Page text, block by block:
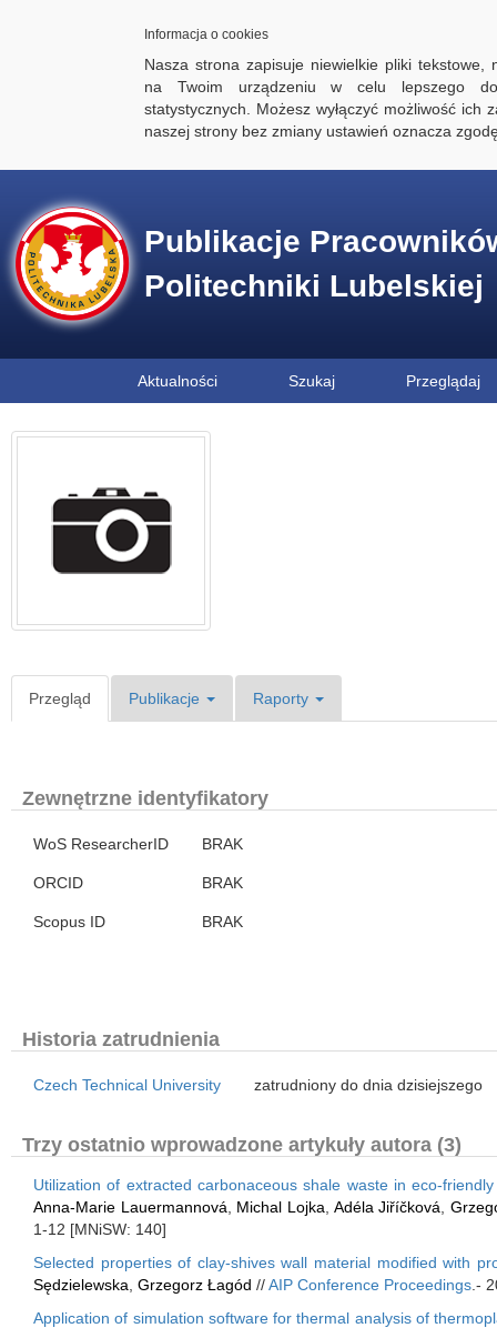
Informacja o cookies
Nasza strona zapisuje niewielkie pliki tekstowe,
na Twoim urządzeniu w celu lepszego
statystycznych. Możesz wyłączyć możliwość ich
naszej strony bez zmiany ustawień oznacza
Publikacje
Politechniki Lubelskiej
Aktualności Szukaj Przeglądaj
Przegląd Publikacje Raporty
Zewnętrzne identyfikatory
WoS ResearcherID BRAK
ORCID BRAK
Scopus ID BRAK
Historia zatrudnienia
Czech Technical University zatrudniony do dnia dzisiejszego
Trzy ostatnio wprowadzone artykuły autora (3)
Utilization of extracted carbonaceous shale waste in eco-
Anna-Marie Lauermannová
Michal Lojka Adéla Jiříčková ,
1-12 [MNiSW: 140]
Selected properties of clay-shives wall material modified with
Sędzielewska Grzegorz Łagód //AIP Conference Proceedings .-
Application of simulation software for thermal analysis of